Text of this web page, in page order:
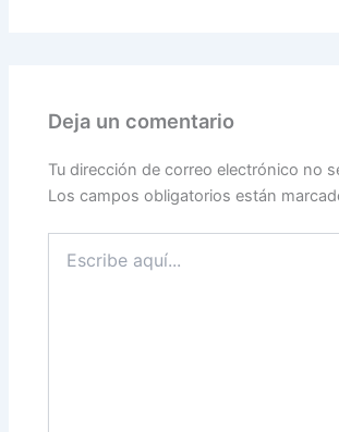
Deja un comentario
Tu dirección de correo electrónico no
Los campos obligatorios están
aquí...